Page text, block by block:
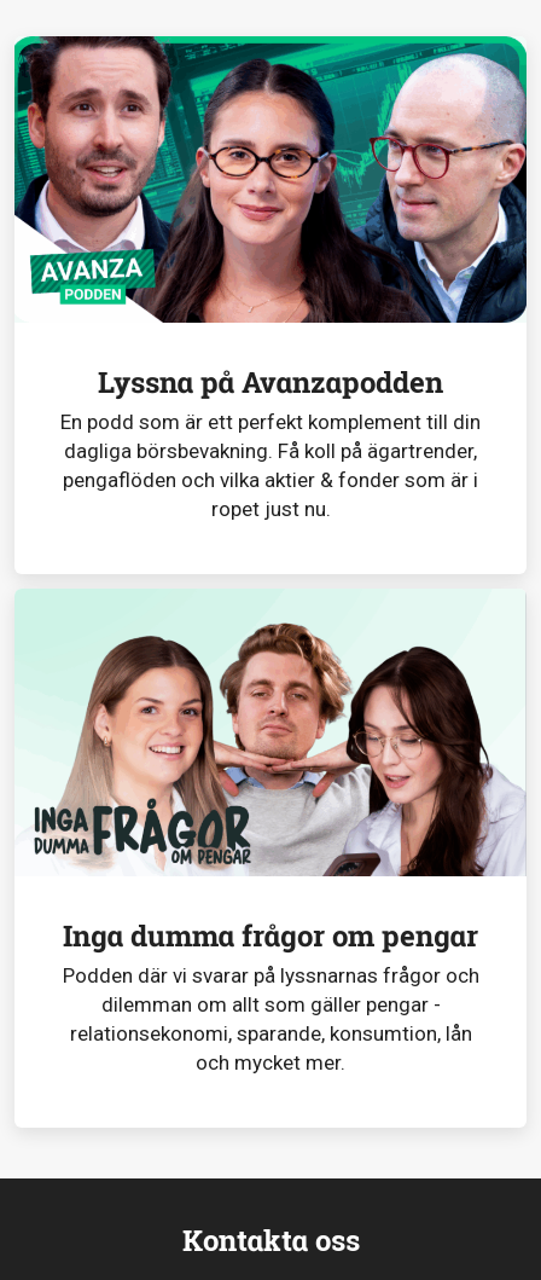
Lyssna på Avanzapodden
En podd som är ett perfekt komplement till din
dagliga börsbevakning. Få koll på ägartrender,
pengaflöden och vilka aktier & fonder som är i
ropet just nu.
Inga dumma frågor om pengar
Podden där vi svarar på lyssnarnas frågor och
dilemman om allt som gäller pengar -
relationsekonomi, sparande, konsumtion, lån
och mycket mer.
Kontakta oss